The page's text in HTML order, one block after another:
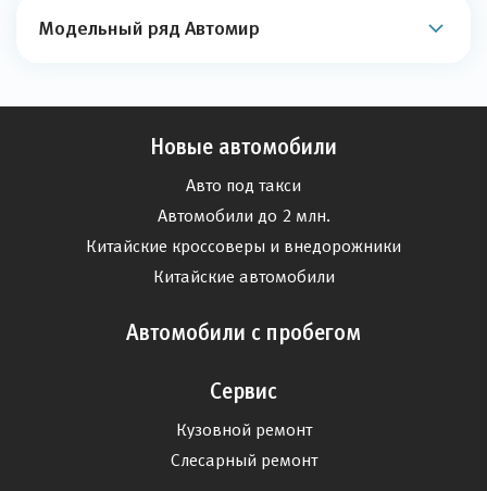
Модельный ряд Автомир
Новые автомобили
Авто под такси
Автомобили до 2 млн.
Китайские кроссоверы и внедорожники
Китайские автомобили
Автомобили с пробегом
Сервис
Кузовной ремонт
Слесарный ремонт